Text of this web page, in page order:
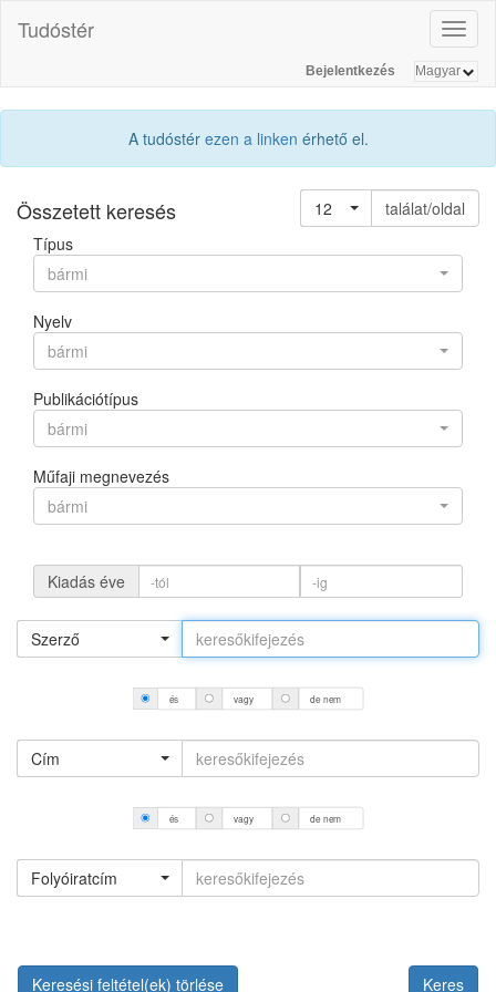
Tudóstér
Bejelentkezés
A tudóstér ezen a linken érhető el.
Összetett keresés 12
találat/oldal
Típus
bármi
Nyelv
bármi
Publikációtípus
bármi
Műfaji megnevezés
bármi
Kiadás éve
Szerző
és vagy de nem
Cím
és vagy de nem
Folyóiratcím
Keresési feltétel(ek) törlése